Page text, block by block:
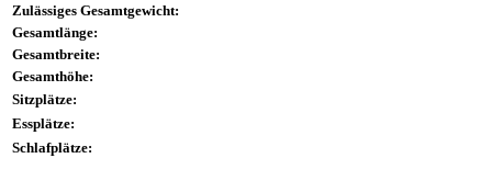
Zulässiges Gesamtgewicht:
Gesamtlänge:
Gesamtbreite:
Gesamthöhe:
Sitzplätze:
Essplätze:
Schlafplätze: